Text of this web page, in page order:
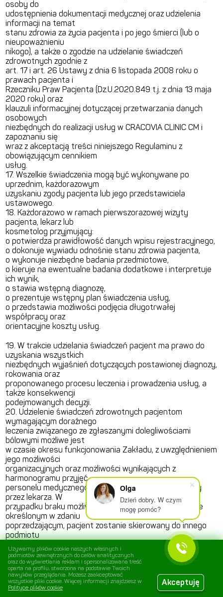
osoby do
udostępnienia dokumentacji medycznej oraz udzielenia
informacji na temat
stanu zdrowia za życia pacjenta i po jego śmierci (lub o
nieupoważnieniu
nikogo), a także o zgodzie na udzielanie świadczeń
zdrowotnych zgodnie z
art. 17 i art. 26 Ustawy z dnia 6 listopada 2008 roku o
prawach pacjenta i
Rzeczniku Praw Pacjenta (Dz.U.2020.849 t.j. z dnia 13 maja
2020 roku) oraz
klauzuli informacyjnej dotyczącej przetwarzania danych
osobowych
niezbędnych do realizacji usług w CRACOVIA CLINIC CM i
zapoznaniu się
wraz z akceptacją treści niniejszego Regulaminu z
obowiązującym cennikiem
usług.
17. Wszelkie świadczenia mogą być wykonywane po
uprzednim, każdorazowym
uzyskaniu zgody pacjenta lub jego przedstawiciela
ustawowego.
18. Każdorazowo w ramach pierwszorazowej wizyty
pacjenta, lekarz lub
kosmetolog przyjmujący:
o potwierdza prawidłowość danych wpisu rejestracyjnego,
o dokonuje wywiadu odnośnie stanu zdrowia pacjenta,
o wykonuje niezbędne badania przedmiotowe,
o kieruje na ewentualne badania dodatkowe i interpretuje
ich wynik,
o stawia wstępną diagnozę,
o prezentuje wstępny plan świadczenia usług,
o przedstawia możliwości podjęcia długotrwałej
współpracy oraz
orientacyjne koszty usług.
19. W trakcie udzielania świadczeń pacjent ma prawo do
uzyskania wszystkich
niezbędnych wyjaśnień dotyczących postawionej diagnozy,
rokowania oraz
proponowanego procesu leczenia i prowadzenia usług, a
także konsekwencji
podejmowanych decyzji.
20. Udzielenie świadczeń zdrowotnych pacjentom
wymagającym doraźnego
leczenia związanego ze zgłaszanymi dolegliwościami
bólowymi możliwe jest
w czasie okresu funkcjonowania Zakładu, z uwzględnieniem
jego możliwości
organizacyjnych oraz możliwości wynikających z
harmonogramu przyjęć
personelu medycznego, po uprzednim wyrażeniu zgody
przez lekarza. W
przypadku braku możliwości przyjęcia pacjenta w trybie
określonym w zdaniu
poprzedzającym, pacjent zostanie skierowany do innego
podmiotu
wykonującego działalność leczniczą. W przypadku
wyrażenia zgody na
przyjęcie pacjenta poza kolejnością, pacjent zobowiązany
jest do dokonania
uprzedniej rejestracji zgodnie z postanowieniami
niniejszego Regulaminu.
Оlga
Dzień dobry. W czym
mogę pomóc?
Używamy plików cookie naszych własnych i
podmiotów zewnętrznych do celów analitycznych
oraz do wyświetlania reklam i spersonalizowana treść
oparta na profilu, stworzona na podstawie Twoich
nawyków przeglądania. Możesz zaakceptować
wszystkie pliki cookie. Więcej informacji znajdziesz w
Polityce plików cookie
Akceptuję